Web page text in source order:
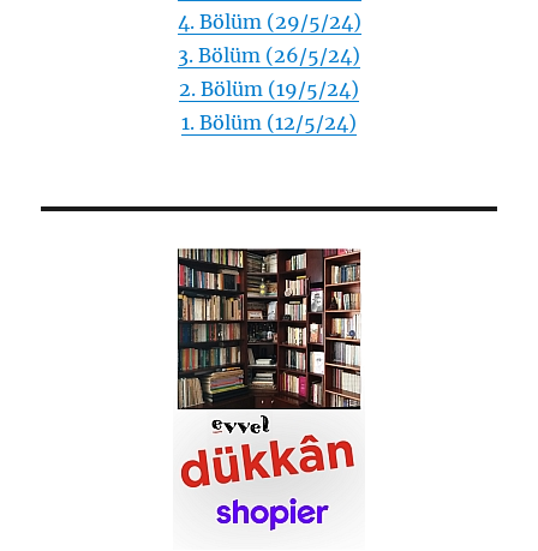
4. Bölüm (29/5/24)
3. Bölüm (26/5/24)
2. Bölüm (19/5/24)
1. Bölüm (12/5/24)